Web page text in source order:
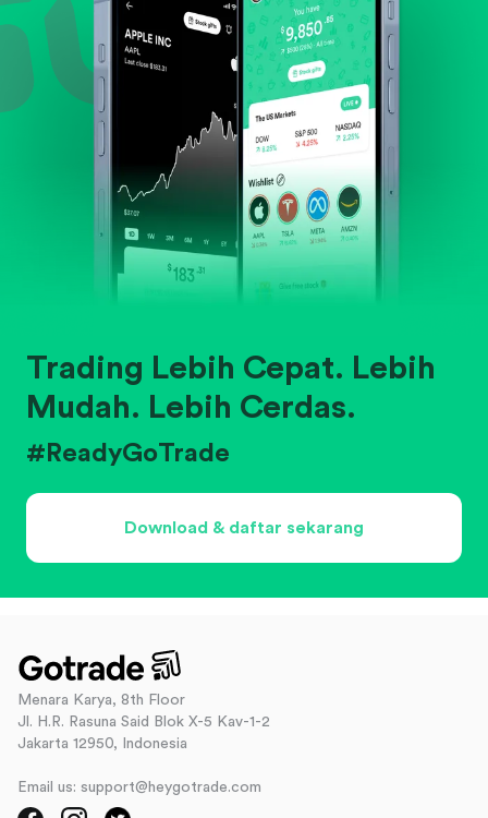
Trading Lebih Cepat. Lebih
Mudah. Lebih Cerdas.
#ReadyGoTrade
Download & daftar sekarang
Menara Karya, 8th Floor
Jl. H.R. Rasuna Said Blok X-5 Kav-1-2
Jakarta 12950, Indonesia
Email us: support@heygotrade.com